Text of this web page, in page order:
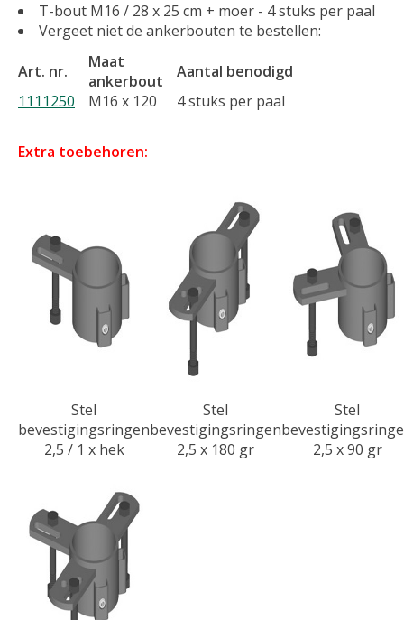
T-bout M16 / 28 x 25 cm + moer - 4 stuks per paal
Vergeet niet de ankerbouten te bestellen:
Art. nr.
Maat
ankerbout
Aantal benodigd
1111250
M16 x 120 4 stuks per paal
Extra toebehoren:
Stel
bevestigingsringen
2,5 / 1 x hek
Stel
bevestigingsringen
2,5 x 180 gr
Stel
2,5 x 90 gr